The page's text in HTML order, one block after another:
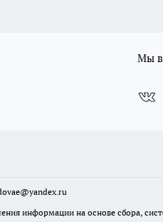
Мы в
информации на основе сбора,